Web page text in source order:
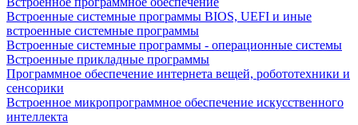
Встроенные системные программы BIOS, UEFI и иные
встроенные системные программы
Встроенные системные программы - операционные системы
Встроенные прикладные программы
Программное обеспечение интернета вещей, робототехники и
сенсорики
Встроенное микропрограммное обеспечение искусственного
интеллекта